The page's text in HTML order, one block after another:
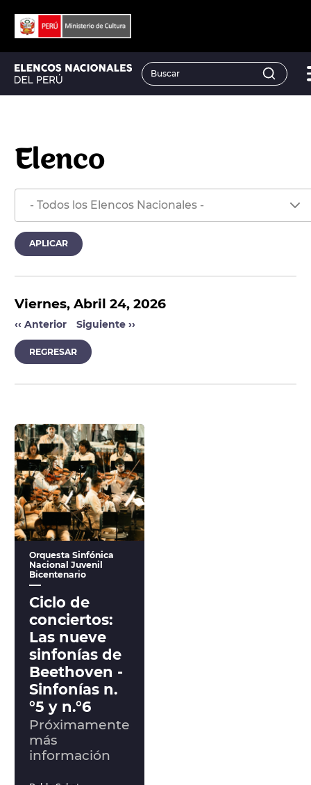
Elenco
Viernes, Abril 24, 2026
‹‹ Anterior Siguiente ››
REGRESAR
Orquesta Sinfónica
Nacional Juvenil
Bicentenario
Ciclo de
conciertos:
Las nueve
sinfonías de
Beethoven -
Sinfonías n.
°5 y n.°6
Próximamente
más
información